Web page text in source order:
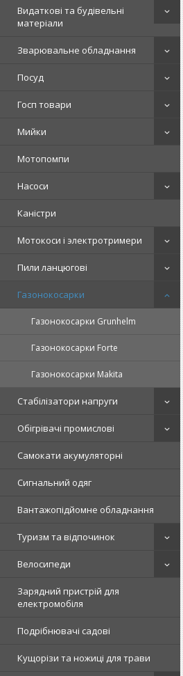
Видаткові та будівельні
матеріали
Зварювальне обладнання
Посуд
Госп товари
Мийки
Мотопомпи
Насоси
Каністри
Мотокоси і электротримери
Пили ланцюгові
Газонокосарки
Газонокосарки Grunhelm
Газонокосарки Forte
Газонокосарки Makita
Стабілізатори напруги
Обігрівачі промислові
Самокати акумуляторні
Сигнальний одяг
Вантажопідйомне обладнання
Туризм та відпочинок
Велосипеди
Зарядний пристрій для
електромобіля
Подрібнювачі садові
Кущорізи та ножиці для трави